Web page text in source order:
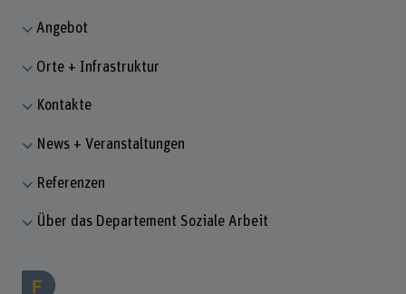
Angebot
Orte + Infrastruktur
Kontakte
News + Veranstaltungen
Referenzen
Über das Departement Soziale Arbeit